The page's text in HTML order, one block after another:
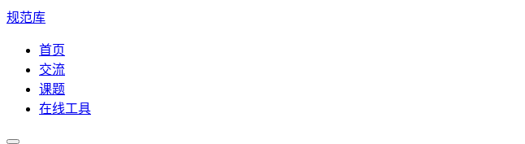
规范库
首页
交流
课题
在线工具